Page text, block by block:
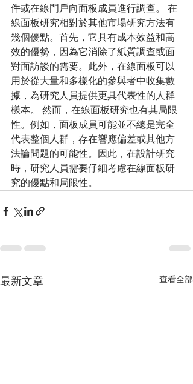
件或在線門戶向面板成員進行調查。 在
線面板研究相對於其他市場研究方法有
幾個優點。首先，它具有成本效益和高
效的優勢，因為它消除了紙質調查或面
對面訪談的需要。此外，在線面板可以
用於從大量和多樣化的參與者中收集數
據，為研究人員提供更具代表性的人群
樣本。 然而，在線面板研究也有其局限
性。例如，面板成員可能並不總是完全
代表整個人群，存在響應偏差或其他方
法論問題的可能性。因此，在設計研究
時，研究人員需要仔細考慮在線面板研
究的優點和局限性。
最新文章 查看全部